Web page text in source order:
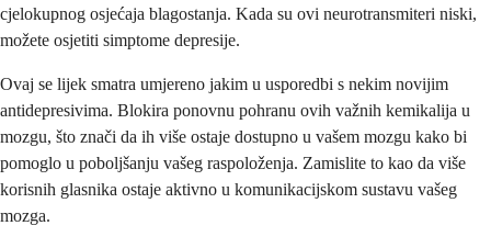
cjelokupnog osjećaja blagostanja. Kada su ovi neurotransmiteri niski,
možete osjetiti simptome depresije.
Ovaj se lijek smatra umjereno jakim u usporedbi s nekim novijim
antidepresivima. Blokira ponovnu pohranu ovih važnih kemikalija u
mozgu, što znači da ih više ostaje dostupno u vašem mozgu kako bi
pomoglo u poboljšanju vašeg raspoloženja. Zamislite to kao da više
korisnih glasnika ostaje aktivno u komunikacijskom sustavu vašeg
mozga.